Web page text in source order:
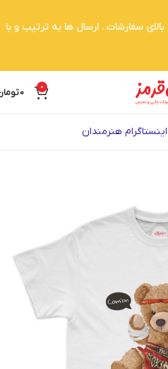
0
0
هنرمندان
سفارشات . ارسال ها به ترتیب و با